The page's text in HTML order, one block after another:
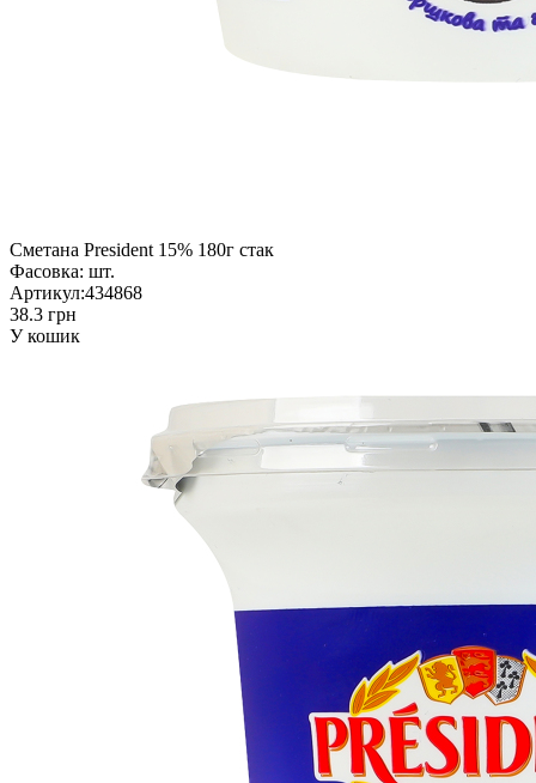
Сметана President 15% 180г стак
Фасовка: шт.
Артикул:434868
38.3 грн
У кошик